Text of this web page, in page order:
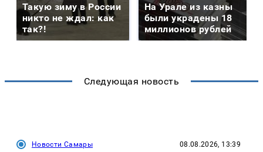
Такую зиму в России
никто не ждал: как
так?!
На Урале из казны
были украдены 18
миллионов рублей
Следующая новость
Новости Самары 08.08.2026, 13:39